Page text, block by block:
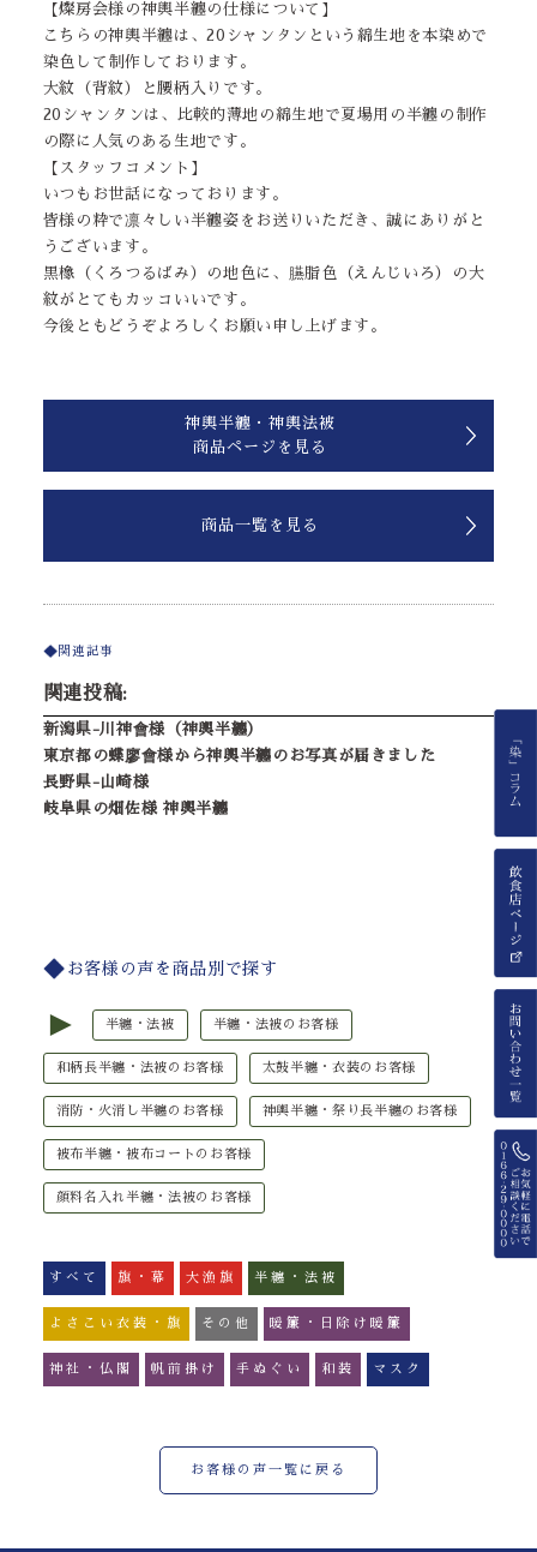
【燦房会様の神輿半纏の仕様について】
こちらの神輿半纏は、20シャンタンという綿生地を本染めで
染色して制作しております。
大紋（背紋）と腰柄入りです。
20シャンタンは、比較的薄地の綿生地で夏場用の半纏の制作
の際に人気のある生地です。
【スタッフコメント】
いつもお世話になっております。
皆様の粋で凛々しい半纏姿をお送りいただき、誠にありがと
うございます。
黒橡（くろつるばみ）の地色に、臙脂色（えんじいろ）の大
紋がとてもカッコいいです。
今後ともどうぞよろしくお願い申し上げます。
商品一覧を見る
神輿半纏・神輿法被
商品ページを見る
関連記事
関連投稿:
新潟県-川神會様（神輿半纏）
東京都の蝶廖會様から神輿半纏のお写真が届きました
長野県-山崎様
岐阜県の畑佐様 神輿半纏
お客様の声を商品別で探す
► 半纏・法被 半纏・法被のお客様
和柄長半纏・法被のお客様 太鼓半纏・衣装のお客様
消防・火消し半纏のお客様 神輿半纏・祭り長半纏のお客様
被布半纏・被布コートのお客様
顔料名入れ半纏・法被のお客様
すべて 旗・幕 大漁旗 半纏・法被
よさこい衣装・旗 その他 暖簾・日除け暖簾
神社・仏閣 帆前掛け 手ぬぐい 和装 マスク
お客様の声一覧に戻る